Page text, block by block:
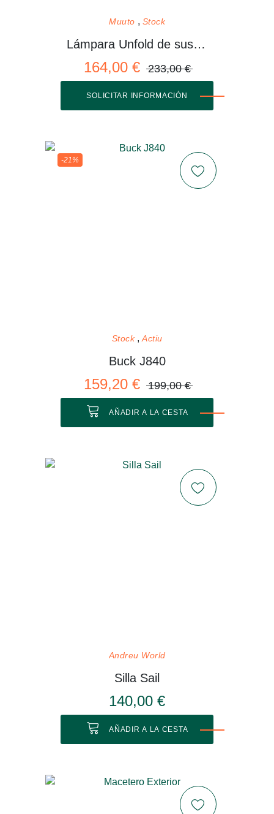
Muuto Stock
Lámpara Unfold de suspensión
164,00 € 233,00 €
SOLICITAR INFORMACIÓN
-21%
Stock Actiu
Buck J840
159,20 € 199,00 €
AÑADIR A LA CESTA
Andreu World
Silla Sail
140,00 €
AÑADIR A LA CESTA